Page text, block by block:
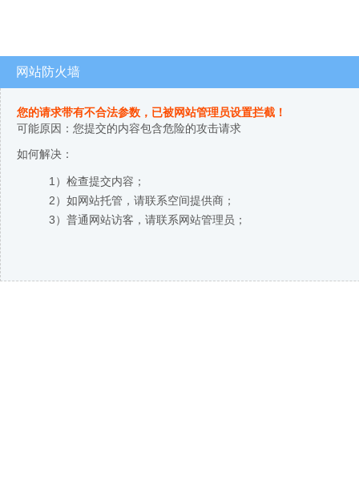
网站防火墙
您的请求带有不合法参数，已被网站管理员设置拦截！
可能原因：您提交的内容包含危险的攻击请求
如何解决：
1）检查提交内容；
2）如网站托管，请联系空间提供商；
3）普通网站访客，请联系网站管理员；